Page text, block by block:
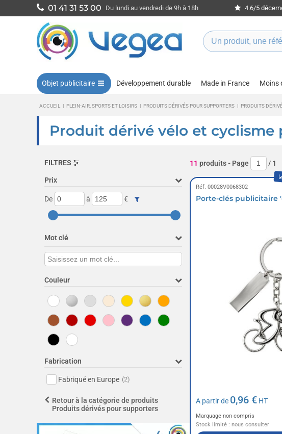
01 41 31 53 00 Du lundi au vendredi de 9h à 18h 4.6/5
Objet publicitaire Développement durable Made in France Moins
ACCUEIL | PLEIN-AIR, SPORTS ET LOISIRS | PRODUITS DÉRIVÉS POUR SUPPORTERS | PRODUITS
Produit dérivé vélo et
FILTRES
Prix
De à €
Mot clé
Couleur
Fabrication
Fabriqué en Europe (2)
Retour à la catégorie de produits
Produits dérivés pour supporters
11 produits- Page / 1
Réf. 00028V0068302
Porte-clés publicitaire
A partir de 0,96 € HT
Marquage non compris
Stock limité : nous consulter